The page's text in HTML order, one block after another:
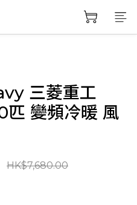
三菱重工
變頻冷暖 風
HK$7,680.00